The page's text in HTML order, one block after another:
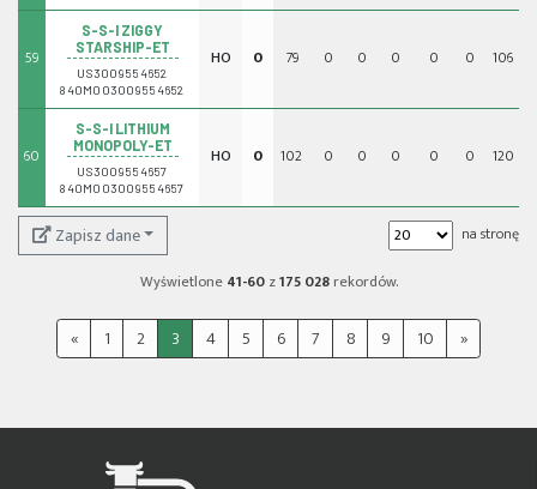
59
S-S-I ZIGGY
STARSHIP-ET
US3009554652
840M003009554652
HO 0 79 0 0 0 0 0 106
60
S-S-I LITHIUM
MONOPOLY-ET
US3009554657
840M003009554657
HO 0 102 0 0 0 0 0 120
Zapisz dane
na stronę
Wyświetlone41-60z175 028rekordów.
« 1 2 3 4 5 6 7 8 9 10 »